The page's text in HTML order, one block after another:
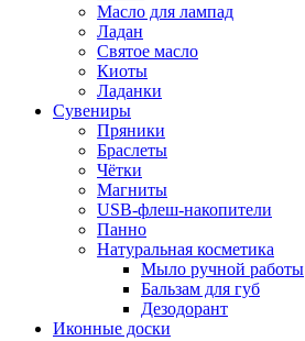
Масло для лампад
Ладан
Святое масло
Киоты
Ладанки
Сувениры
Пряники
Браслеты
Чётки
Магниты
USB-флеш-накопители
Панно
Натуральная косметика
Мыло ручной работы
Бальзам для губ
Дезодорант
Иконные доски